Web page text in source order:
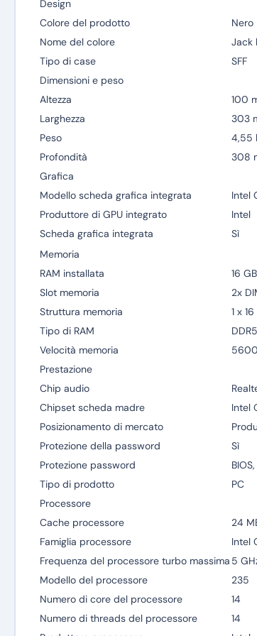
Design
Colore del prodotto
Nero
Nome del colore
Jack
Tipo di case
SFF
Dimensioni e peso
Altezza
100
Larghezza
303
Peso
4,55
Profondità
308
Grafica
Modello scheda grafica integrata
Intel
Produttore di GPU integrato
Intel
Scheda grafica integrata
Sì
Memoria
RAM installata
16 GB
Slot memoria
2x
Struttura memoria
1 x
Tipo di RAM
Velocità memoria
Prestazione
Chip audio
Chipset scheda madre
Intel
Posizionamento di mercato
Protezione della password
Sì
Protezione password
Tipo di prodotto
PC
Processore
Cache processore
24
Famiglia processore
Intel
Frequenza del processore turbo massima 5
Modello del processore
235
Numero di core del processore
14
Numero di threads del processore
14